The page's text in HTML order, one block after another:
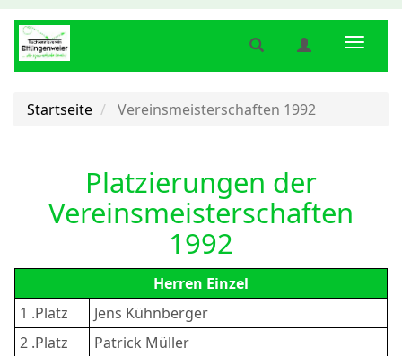
Benutzermenü
verbergen
Suche
verbergen
Startseite Vereinsmeisterschaften 1992
Platzierungen der
Vereinsmeisterschaften
1992
Herren Einzel
1 .Platz
Jens Kühnberger
2 .Platz
Patrick Müller